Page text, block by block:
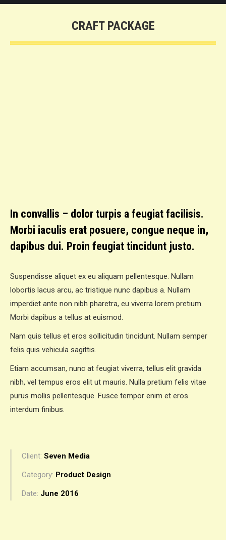
CRAFT PACKAGE
In convallis – dolor turpis a feugiat facilisis.
Morbi iaculis erat posuere, congue neque in,
dapibus dui. Proin feugiat tincidunt justo.
Suspendisse aliquet ex eu aliquam pellentesque. Nullam
lobortis lacus arcu, ac tristique nunc dapibus a. Nullam
imperdiet ante non nibh pharetra, eu viverra lorem pretium.
Morbi dapibus a tellus at euismod.
Nam quis tellus et eros sollicitudin tincidunt. Nullam semper
felis quis vehicula sagittis.
Etiam accumsan, nunc at feugiat viverra, tellus elit gravida
nibh, vel tempus eros elit ut mauris. Nulla pretium felis vitae
purus mollis pellentesque. Fusce tempor enim et eros
interdum finibus.
Client: Seven Media
Category: Product Design
Date: June 2016